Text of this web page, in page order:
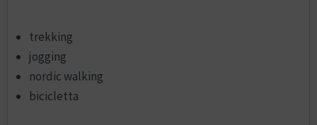
trekking
jogging
nordic walking
bicicletta